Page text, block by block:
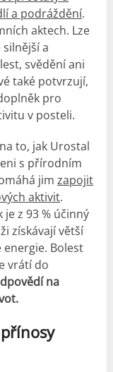
a podráždění.
aktech. Lze
a
svědění ani
také potvrzují,
pro
v posteli.
to, jak Urostal
s přírodním
jimzapojit
aktivit.
z 93 % účinný
získávají větší
Bolest
vrátí do
na